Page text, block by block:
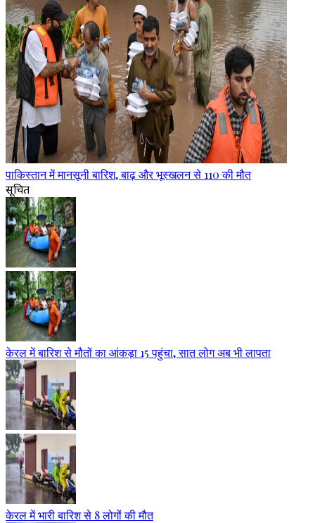
पाकिस्तान में मानसूनी बारिश, बाढ़ और भूस्खलन से 110 की मौत
सूचित
केरल में बारिश से मौतों का आंकड़ा 15 पहुंचा, सात लोग अब भी लापता
केरल में भारी बारिश से 8 लोगों की मौत